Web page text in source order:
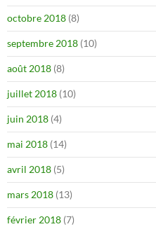
octobre 2018 (8)
septembre 2018 (10)
août 2018 (8)
juillet 2018 (10)
juin 2018 (4)
mai 2018 (14)
avril 2018 (5)
mars 2018 (13)
février 2018 (7)